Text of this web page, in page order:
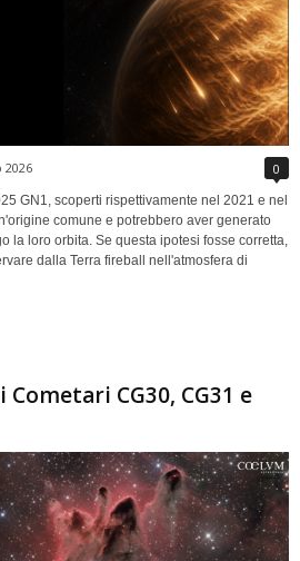
2026 0
GN1, scoperti rispettivamente nel 2021 e nel
comune e potrebbero aver generato
la loro orbita. Se questa ipotesi fosse corretta,
dalla Terra fireball nell'atmosfera di
Cometari CG30, CG31 e